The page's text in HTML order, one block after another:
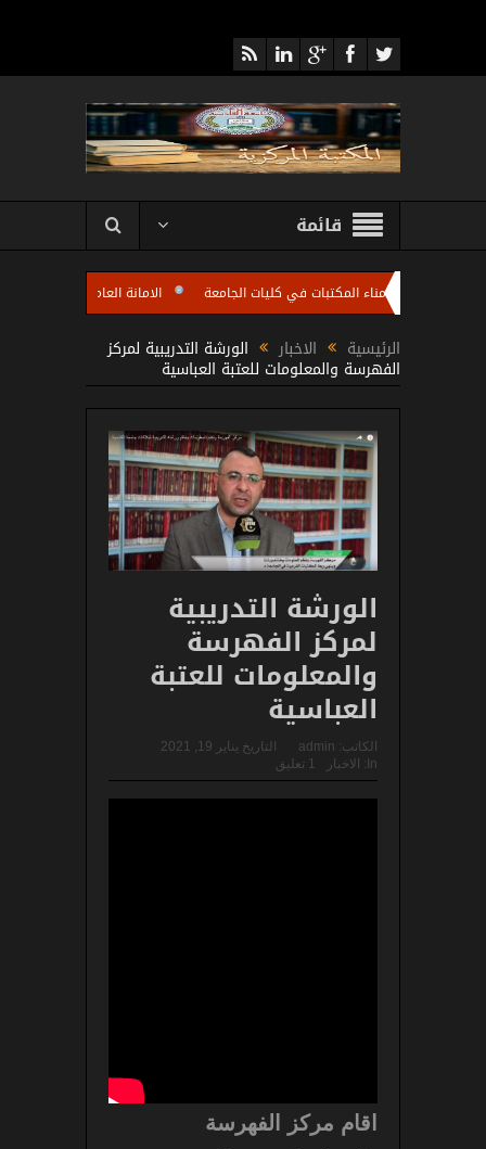
قائمة
اجتماعا لأمناء المكتبات في كليات الجامعة
الامانة العامة للمكتبة المركزية
الرئيسية الاخبار الورشة التدريبية لمركز
الفهرسة والمعلومات للعتبة العباسية
الورشة التدريبية
لمركز الفهرسة
والمعلومات للعتبة
العباسية
الكاتب: admin التاريخ يناير 19, 2021
In:
الاخبار 1 تعليق
اقام مركز الفهرسة